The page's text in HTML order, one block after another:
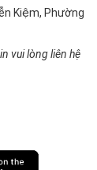
Kiệm, Phường
vui lòng liên hệ